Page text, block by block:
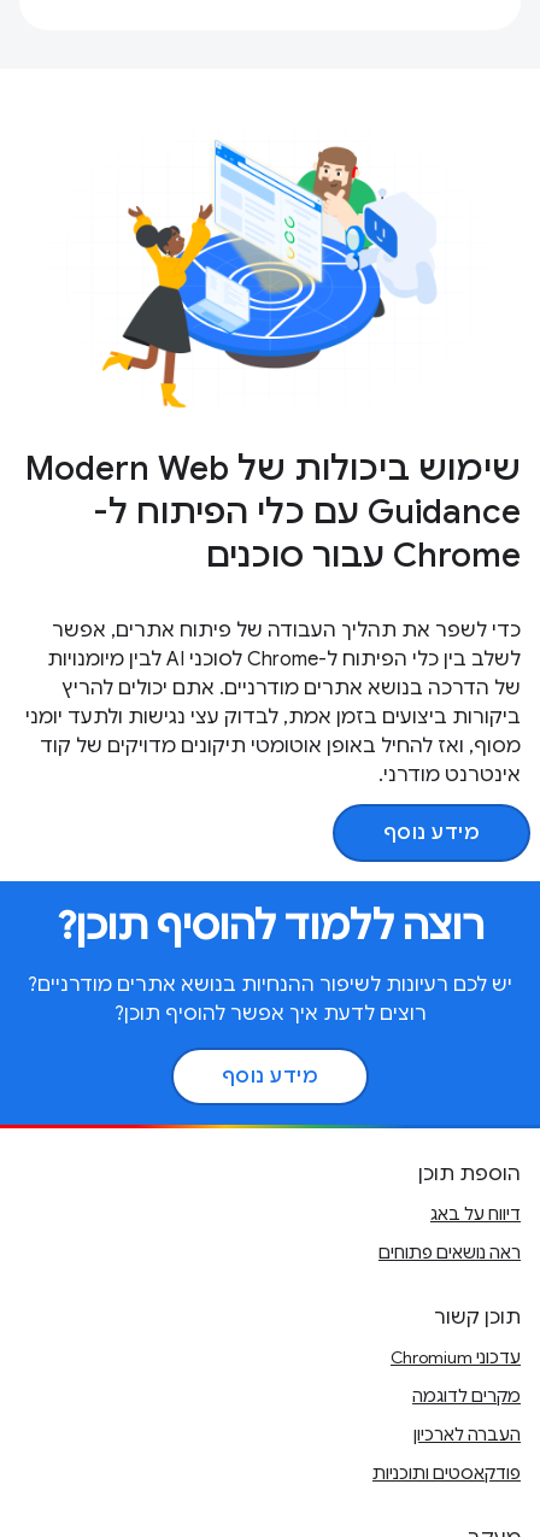
שימוש ביכולות של Modern Web
Guidance עם כלי הפיתוח ל-
Chrome עבור סוכנים
כדי לשפר את תהליך העבודה של פיתוח אתרים, אפשר
לשלב בין כלי הפיתוח ל-Chrome לסוכני AI לבין מיומנויות
של הדרכה בנושא אתרים מודרניים. אתם יכולים להריץ
ביקורות ביצועים בזמן אמת, לבדוק עצי נגישות ולתעד יומני
מסוף, ואז להחיל באופן אוטומטי תיקונים מדויקים של קוד
אינטרנט מודרני.
מידע נוסף
רוצה ללמוד להוסיף תוכן?
יש לכם רעיונות לשיפור ההנחיות בנושא אתרים מודרניים?
רוצים לדעת איך אפשר להוסיף תוכן?
מידע נוסף
הוספת תוכן
דיווח על באג
ראה נושאים פתוחים
תוכן קשור
עדכוני Chromium
מקרים לדוגמה
העברה לארכיון
פודקאסטים ותוכניות